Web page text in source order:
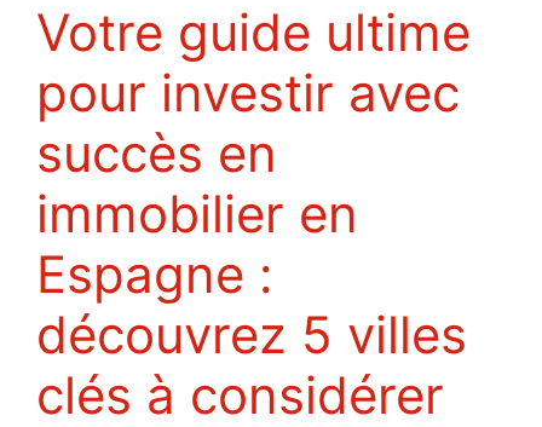
Votre guide ultime
pour investir avec
succès en
immobilier en
Espagne :
découvrez 5 villes
clés à considérer